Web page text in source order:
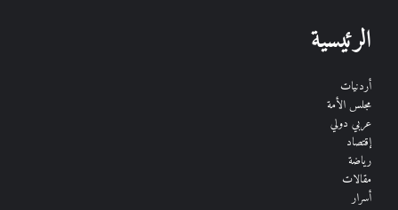
الرئيسية
أردنيات
مجلس الأمة
عربي دولي
إقتصاد
رياضة
مقالات
أسرار